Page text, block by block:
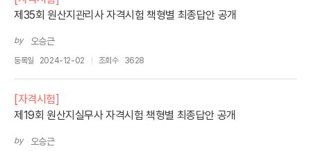
제35회 원산지관리사 자격시험 책형별 최종답안 공개
by 오승근
등록일 2024-12-02 조회수 3628
[자격시험]
제19회 원산지실무사 자격시험 책형별 최종답안 공개
by 오승근